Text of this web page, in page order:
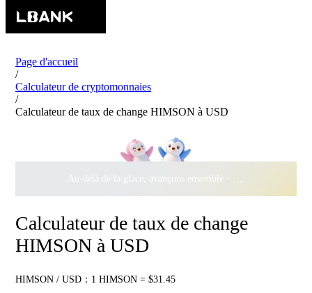
Page d'accueil
/
Calculateur de cryptomonnaies
/
Calculateur de taux de change HIMSON à USD
Au-delà de la glace, avançons ensemble ·
500 000 $
Calculateur de taux de change
HIMSON à USD
HIMSON / USD：1 HIMSON = $31.45